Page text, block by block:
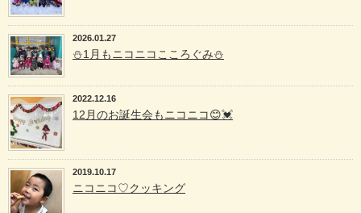
2026.01.27
⛄️1月もニコニコこころぐみ⛄️
2022.12.16
12月のお誕生会もニコニコ😊💓
2019.10.17
ニコニコ♡クッキング